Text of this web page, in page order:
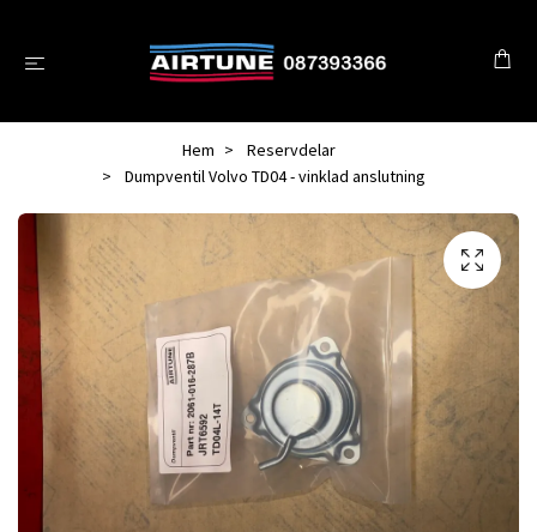
Hem
Reservdelar
Dumpventil Volvo TD04 - vinklad anslutning